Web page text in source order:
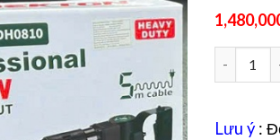
Máy đục
Lưu ý :